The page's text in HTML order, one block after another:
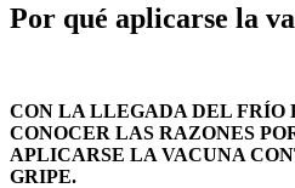
Por qué aplicarse la
CON LA LLEGADA DEL FRÍO
CONOCER LAS RAZONES
APLICARSE LA VACUNA
GRIPE.